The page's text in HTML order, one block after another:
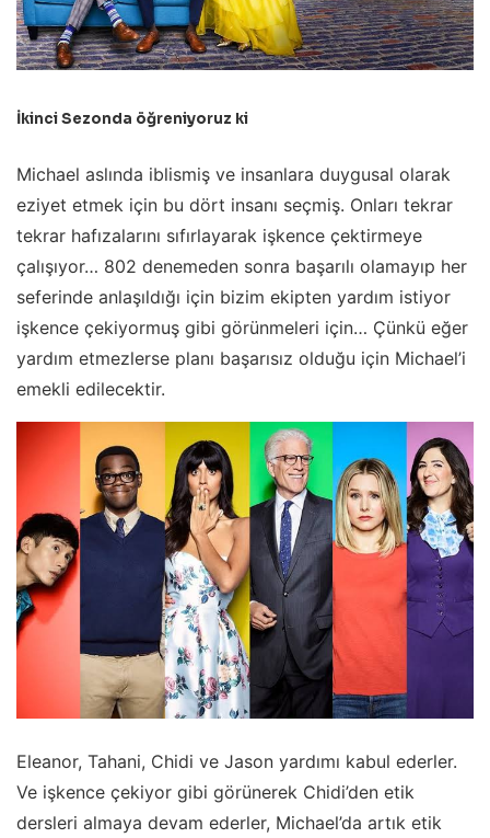
İkinci Sezonda öğreniyoruz ki
Michael aslında iblismiş ve insanlara duygusal olarak
eziyet etmek için bu dört insanı seçmiş. Onları tekrar
tekrar hafızalarını sıfırlayarak işkence çektirmeye
çalışıyor… 802 denemeden sonra başarılı olamayıp her
seferinde anlaşıldığı için bizim ekipten yardım istiyor
işkence çekiyormuş gibi görünmeleri için… Çünkü eğer
yardım etmezlerse planı başarısız olduğu için Michael’i
emekli edilecektir.
Eleanor, Tahani, Chidi ve Jason yardımı kabul ederler.
Ve işkence çekiyor gibi görünerek Chidi’den etik
dersleri almaya devam ederler, Michael’da artık etik